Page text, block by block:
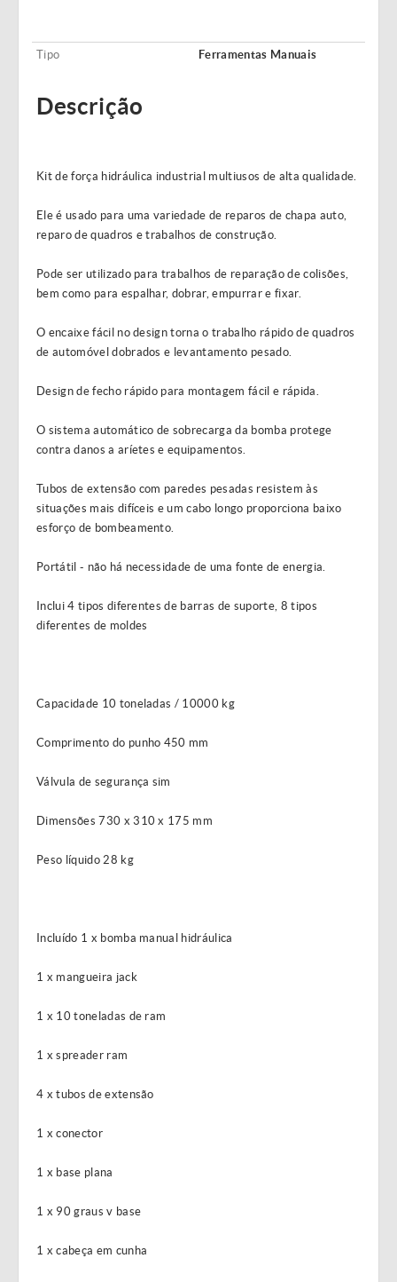
Tipo Ferramentas Manuais
Descrição
Kit de força hidráulica industrial multiusos de alta qualidade.
Ele é usado para uma variedade de reparos de chapa auto,
reparo de quadros e trabalhos de construção.
Pode ser utilizado para trabalhos de reparação de colisões,
bem como para espalhar, dobrar, empurrar e fixar.
O encaixe fácil no design torna o trabalho rápido de quadros
de automóvel dobrados e levantamento pesado.
Design de fecho rápido para montagem fácil e rápida.
O sistema automático de sobrecarga da bomba protege
contra danos a aríetes e equipamentos.
Tubos de extensão com paredes pesadas resistem às
situações mais difíceis e um cabo longo proporciona baixo
esforço de bombeamento.
Portátil - não há necessidade de uma fonte de energia.
Inclui 4 tipos diferentes de barras de suporte, 8 tipos
diferentes de moldes
Capacidade 10 toneladas / 10000 kg
Comprimento do punho 450 mm
Válvula de segurança sim
Dimensões 730 x 310 x 175 mm
Peso líquido 28 kg
Incluído 1 x bomba manual hidráulica
1 x mangueira jack
1 x 10 toneladas de ram
1 x spreader ram
4 x tubos de extensão
1 x conector
1 x base plana
1 x 90 graus v base
1 x cabeça em cunha